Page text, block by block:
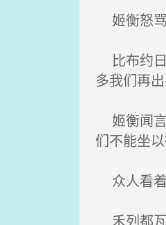
姬衡怒骂
比布约日
多我们再
姬衡闻言
们不能坐
众人看着
禾列都瓦